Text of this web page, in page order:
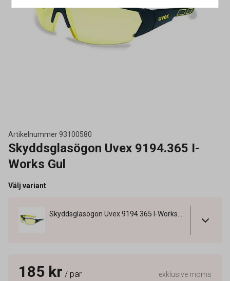
Artikelnummer93100580
Skyddsglasögon Uvex 9194.365 I-
Works Gul
Välj variant
185 kr / par exklusive moms